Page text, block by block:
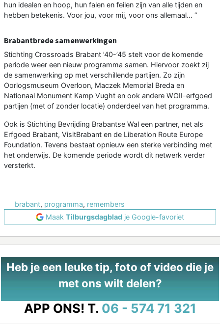
hun idealen en hoop, hun falen en feilen zijn van alle tijden en
hebben betekenis. Voor jou, voor mij, voor ons allemaal… “
Brabantbrede samenwerkingen
Stichting Crossroads Brabant ’40-’45 stelt voor de komende
periode weer een nieuw programma samen. Hiervoor zoekt zij
de samenwerking op met verschillende partijen. Zo zijn
Oorlogsmuseum Overloon, Maczek Memorial Breda en
Nationaal Monument Kamp Vught en ook andere WOII-erfgoed
partijen (met of zonder locatie) onderdeel van het programma.
Ook is Stichting Bevrijding Brabantse Wal een partner, net als
Erfgoed Brabant, VisitBrabant en de Liberation Route Europe
Foundation. Tevens bestaat opnieuw een sterke verbinding met
het onderwijs. De komende periode wordt dit netwerk verder
versterkt.
brabant, programma, remembers
Maak Tilburgsdagblad je Google-favoriet
Heb je een leuke tip, foto of video die je
met ons wilt delen?
APP ONS! T. 06 - 574 71 321